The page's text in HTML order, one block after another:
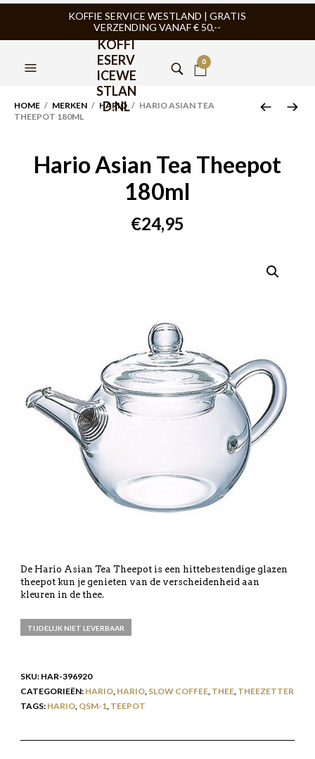
KOFFIE SERVICE WESTLAND | GRATIS
VERZENDING VANAF € 50,--
KOFFI
ESERV
ICEWE
STLAN
D.NL
0
HOME / MERKEN / HARIO / HARIO ASIAN TEA
THEEPOT 180ML
Hario Asian Tea Theepot
180ml
€24,95
De Hario Asian Tea Theepot is een hittebestendige glazen
theepot kun je genieten van de verscheidenheid aan
kleuren in de thee.
TIJDELIJK NIET LEVERBAAR
SKU: HAR-396920
CATEGORIEËN: HARIO, HARIO, SLOW COFFEE, THEE, THEEZETTER
TAGS: HARIO, QSM-1, TEEPOT